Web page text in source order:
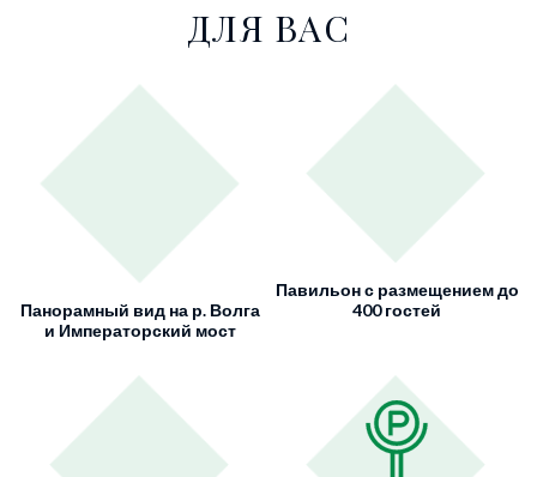
ДЛЯ ВАС
Панорамный вид на р. Волга
и Императорский мост
Павильон с размещением до
400 гостей